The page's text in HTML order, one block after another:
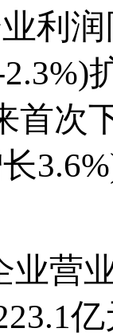
利
首次
营